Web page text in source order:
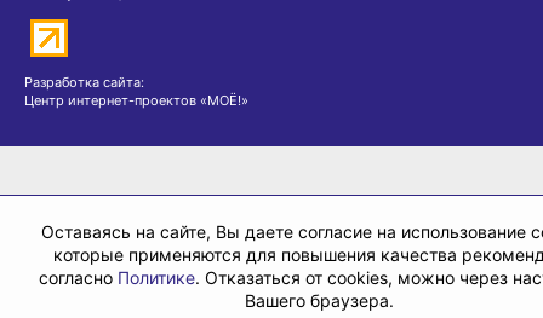
Разработка сайта:
Центр интернет-проектов «МОЁ!»
Оставаясь на сайте, Вы даете согласие на использование
которые применяются для повышения качества
согласно Политике. Отказаться от cookies, можно через
Вашего браузера.